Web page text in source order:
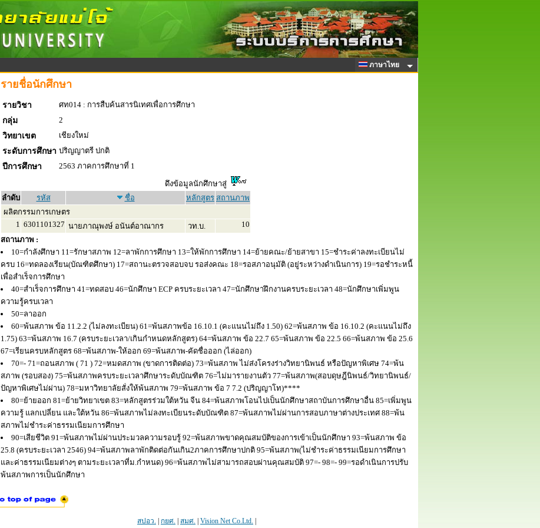
ภาษาไทย
รายชื่อนักศึกษา
รายวิชา
ศท014 : การสืบค้นสารนิเทศเพื่อการศึกษา
กลุ่ม
2
วิทยาเขต
เชียงใหม่
ระดับการศึกษา ปริญญาตรี ปกติ
ปีการศึกษา
2563 ภาคการศึกษาที่ 1
ดึงข้อมูลนักศึกษาสู่
ลำดับ
รหัส ชื่อ หลักสูตร สถานภาพ
ผลิตกรรมการเกษตร
1 6301101327 นายภาณุพงษ์ อนันต์อาณากร วท.บ.
10
สถานภาพ :
10=กำลังศึกษา 11=รักษาสภาพ 12=ลาพักการศึกษา 13=ให้พักการศึกษา 14=ย้ายคณะ/ย้ายสาขา 15=ชำระค่าลงทะเบียนไม่
ครบ 16=ทดลองเรียน(บัณฑิตศึกษา) 17=สถานะตรวจสอบจบ รอส่งคณะ 18=รอสภาอนุมัติ (อยู่ระหว่างดำเนินการ) 19=รอชำระหนี้
เพื่อสำเร็จการศึกษา
40=สำเร็จการศึกษา 41=ทดสอบ 46=นักศึกษา ECP ครบระยะเวลา 47=นักศึกษาฝึกงานครบระยะเวลา 48=นักศึกษาเพิ่มพูน
ความรู้ครบเวลา
50=ลาออก
60=พ้นสภาพ ข้อ 11.2.2 (ไม่ลงทะเบียน) 61=พ้นสภาพข้อ 16.10.1 (คะแนนไม่ถึง 1.50) 62=พ้นสภาพ ข้อ 16.10.2 (คะแนนไม่ถึง
1.75) 63=พ้นสภาพ 16.7 (ครบระยะเวลา/เกินกำหนดหลักสูตร) 64=พ้นสภาพ ข้อ 22.7 65=พ้นสภาพ ข้อ 22.5 66=พ้นสภาพ ข้อ 25.6
67=เรียนครบหลักสูตร 68=พ้นสภาพ-ให้ออก 69=พ้นสภาพ-คัดชื่อออก (ไล่ออก)
70=- 71=ถอนสภาพ ( 71 ) 72=หมดสภาพ (ขาดการติดต่อ) 73=พ้นสภาพ ไม่ส่งโครงร่างวิทยานิพนธ์ หรือปัญหาพิเศษ 74=พ้น
สภาพ (รอบสอง) 75=พ้นสภาพครบระยะเวลาศึกษาระดับบัณฑิต 76=ไม่มารายงานตัว 77=พ้นสภาพ(สอบดุษฎีนิพนธ์/วิทยานิพนธ์/
ปัญหาพิเศษไม่ผ่าน) 78=มหาวิทยาลัยสั่งให้พ้นสภาพ 79=พ้นสภาพ ข้อ 7 7.2 (ปริญญาโท)****
80=ย้ายออก 81=ย้ายวิทยาเขต 83=หลักสูตรร่วมใต้หวัน จีน 84=พ้นสภาพโอนไปเป็นนักศึกษาสถาบันการศึกษาอื่น 85=เพิ่มพูน
ความรู้ แลกเปลี่ยน และใต้หวัน 86=พ้นสภาพไม่ลงทะเบียนระดับบัณฑิต 87=พ้นสภาพไม่ผ่านการสอบภาษาต่างประเทศ 88=พ้น
สภาพไม่ชำระค่าธรรมเนียมการศึกษา
90=เสียชีวิต 91=พ้นสภาพไม่ผ่านประมวลความรอบรู้ 92=พ้นสภาพขาดคุณสมบัติของการเข้าเป็นนักศึกษา 93=พ้นสภาพ ข้อ
25.8 (ครบระยะเวลา 2546) 94=พ้นสภาพลาพักติดต่อกันเกิน2ภาคการศึกษาปกติ 95=พ้นสภาพ(ไม่ชำระค่าธรรมเนียมการศึกษา
และค่าธรรมเนียมต่างๆ ตามระยะเวลาที่ม.กำหนด) 96=พ้นสภาพไม่สามารถสอบผ่านคุณสมบัติ 97=- 98=- 99=รอดำเนินการปรับ
พ้นสภาพการเป็นนักศึกษา
สปอว. กยศ. สมศ. Vision Net Co.Ltd.